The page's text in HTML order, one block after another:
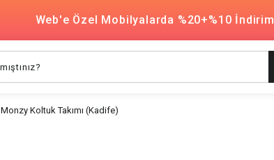
Web'e Özel Mobilyalarda %20+%10 İndirim
Monzy Koltuk Takımı (Kadife)